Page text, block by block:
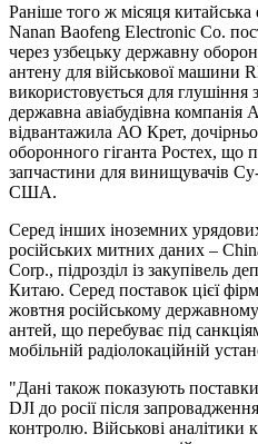
Раніше того ж місяця
Nanan Baofeng Electronic Co.
через узбецьку державну
антену для військової машини
використовується для
державна авіабудівна
відвантажила АО Крет,
оборонного гіганта Ростех, що
запчастини для винищувачів
США.
Серед інших іноземних
російських митних даних –
Corp., підрозділ із закупівель
Китаю. Серед поставок цієї
жовтня російському
антей, що перебуває під
мобільній радіолокаційній
"Дані також показують
DJI до росії після
контролю. Військові аналітики